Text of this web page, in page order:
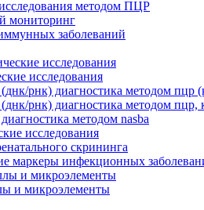
методом ПЦР
мониторинг
заболеваний
исследования
исследования
рнк) диагностика методом пцр
рнк) диагностика методом пцр,
методом nasba
исследования
скрининга
маркеры инфекционных
и микроэлементы
и микроэлементы